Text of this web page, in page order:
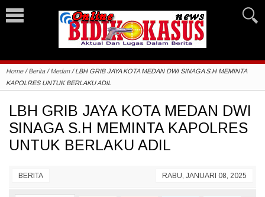
Home/Berita/Medan/LBH GRIB JAYA KOTA MEDAN DWI SINAGA S.H MEMINTA
KAPOLRES UNTUK BERLAKU ADIL
LBH GRIB JAYA KOTA MEDAN DWI
SINAGA S.H MEMINTA KAPOLRES
UNTUK BERLAKU ADIL
BERITA RABU, JANUARI 08, 2025